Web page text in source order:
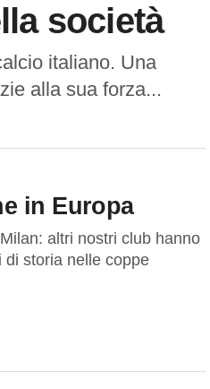
società
italiano. Una
alla sua forza...
in Europa
altri nostri club hanno
storia nelle coppe